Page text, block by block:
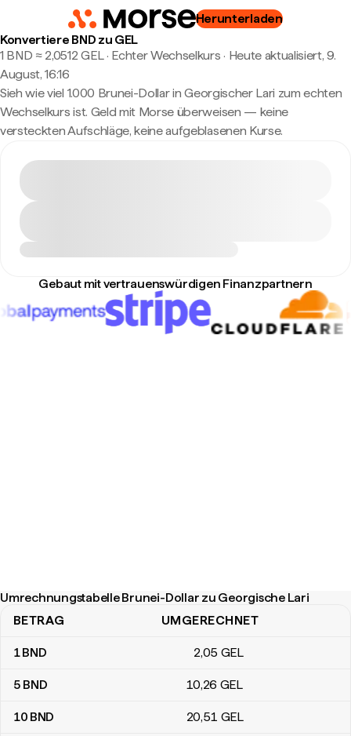
Herunterladen
Konvertiere BND zu GEL
1 BND ≈ 2,0512 GEL · Echter Wechselkurs · Heute aktualisiert, 9.
August, 16:16
Sieh wie viel 1.000 Brunei-Dollar in Georgischer Lari zum echten
Wechselkurs ist. Geld mit Morse überweisen — keine
versteckten Aufschläge, keine aufgeblasenen Kurse.
Gebaut mit vertrauenswürdigen Finanzpartnern
Umrechnungstabelle Brunei-Dollar zu Georgische Lari
Umrechnungstabelle Brunei-Dollar zu Georgische Lari
BETRAG UMGERECHNET
1BND 2,05 GEL
5 BND 10,26 GEL
10 BND 20,51 GEL